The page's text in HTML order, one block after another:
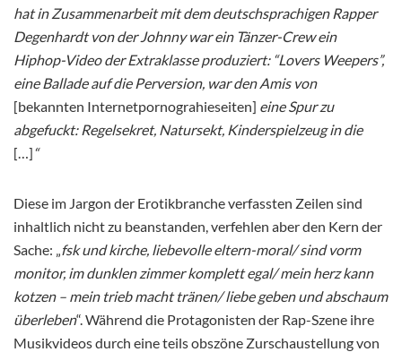
hat in Zusammenarbeit mit dem deutschsprachigen Rapper
Degenhardt von der Johnny war ein Tänzer-Crew ein
Hiphop-Video der Extraklasse produziert: “Lovers Weepers”,
eine Ballade auf die Perversion, war den Amis von
[bekannten Internetpornograhieseiten] eine Spur zu
abgefuckt: Regelsekret, Natursekt, Kinderspielzeug in die
[…]“
Diese im Jargon der Erotikbranche verfassten Zeilen sind
inhaltlich nicht zu beanstanden, verfehlen aber den Kern der
Sache: „fsk und kirche, liebevolle eltern-moral/ sind vorm
monitor, im dunklen zimmer komplett egal/ mein herz kann
kotzen – mein trieb macht tränen/ liebe geben und abschaum
überleben“. Während die Protagonisten der Rap-Szene ihre
Musikvideos durch eine teils obszöne Zurschaustellung von